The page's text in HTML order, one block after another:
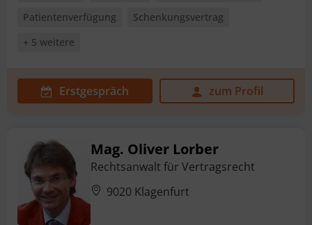
Patientenverfügung
Schenkungsvertrag
+ 5 weitere
Erstgespräch zum Profil
Mag. Oliver Lorber
Rechtsanwalt für Vertragsrecht
9020 Klagenfurt